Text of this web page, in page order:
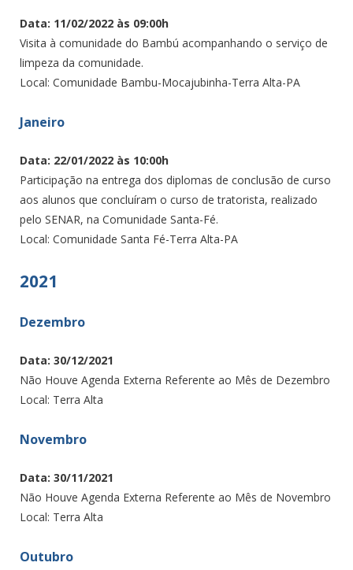
Data: 11/02/2022 às 09:00h
Visita à comunidade do Bambú acompanhando o serviço de
limpeza da comunidade.
Local: Comunidade Bambu-Mocajubinha-Terra Alta-PA
Janeiro
Data: 22/01/2022 às 10:00h
Participação na entrega dos diplomas de conclusão de curso
aos alunos que concluíram o curso de tratorista, realizado
pelo SENAR, na Comunidade Santa-Fé.
Local: Comunidade Santa Fé-Terra Alta-PA
2021
Dezembro
Data: 30/12/2021
Não Houve Agenda Externa Referente ao Mês de Dezembro
Local: Terra Alta
Novembro
Data: 30/11/2021
Não Houve Agenda Externa Referente ao Mês de Novembro
Local: Terra Alta
Outubro